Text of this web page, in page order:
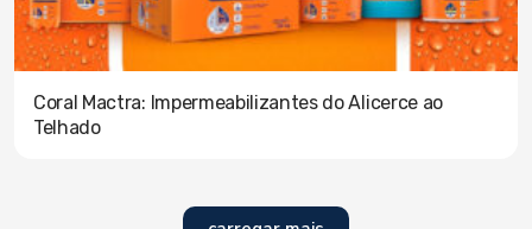
Coral Mactra: Impermeabilizantes do Alicerce ao
Telhado